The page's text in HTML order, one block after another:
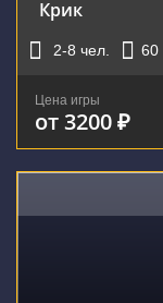
Крик
2-8 чел. 60
Цена игры
от 3200 ₽